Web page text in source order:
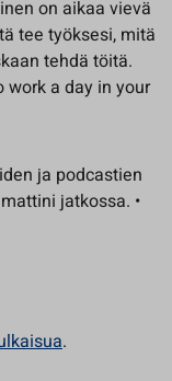
on aikaa vievä
tee työksesi, mitä
tehdä töitä.
work a day in your
ja podcastien
jatkossa. •
.